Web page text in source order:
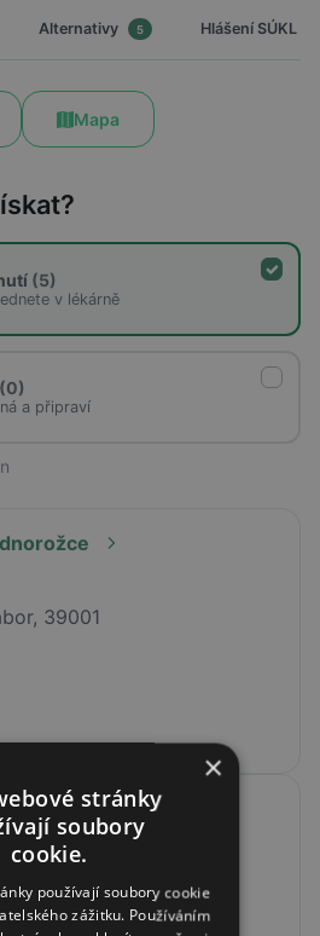
Alternativy 5 Hlášení SÚKL
Mapa
(5)
v lékárně
(0)
a připraví
39001
6, 16400
×
stránky
soubory
cookie.
používají soubory cookie
zážitku. Používáním